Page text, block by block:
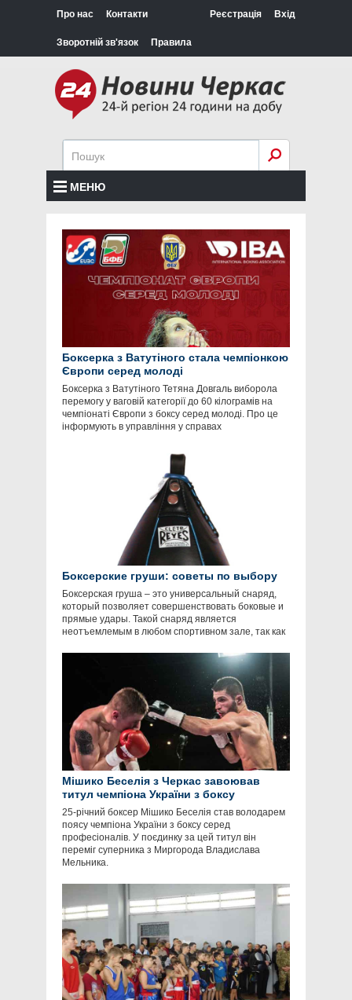
Про нас Контакти
Зворотній зв'язок Правила
Реєстрація Вхід
МЕНЮ
Боксерка з Ватутіного стала чемпіонкою
Європи серед молоді
Боксерка з Ватутіного Тетяна Довгаль виборола
перемогу у ваговій категорії до 60 кілограмів на
чемпіонаті Європи з боксу серед молоді. Про це
інформують в управління у справах
Боксерские груши: советы по выбору
Боксерская груша – это универсальный снаряд,
который позволяет совершенствовать боковые и
прямые удары. Такой снаряд является
неотъемлемым в любом спортивном зале, так как
Мішико Беселія з Черкас завоював
титул чемпіона України з боксу
25-річний боксер Мішико Беселія став володарем
поясу чемпіона України з боксу серед
професіоналів. У поєдинку за цей титул він
переміг суперника з Миргорода Владислава
Мельника.